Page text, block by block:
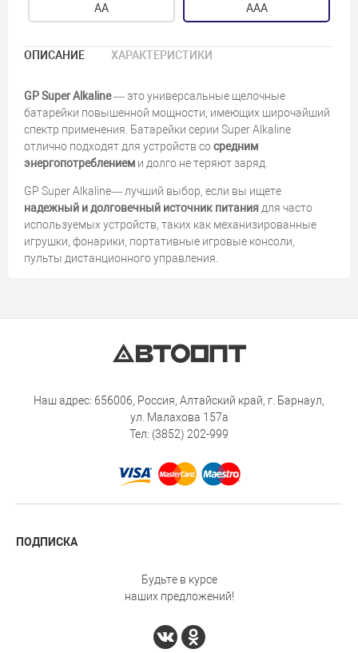
АА ААА
ОПИСАНИЕ ХАРАКТЕРИСТИКИ
GP Super Alkaline— это универсальные щелочные
батарейки повышенной мощности, имеющих широчайший
спектр применения. Батарейки серии Super Alkaline
отлично подходят для устройств сосредним
энергопотреблением и долго не теряют заряд.
GP Super Alkaline— лучший выбор, если вы ищете
надежный и долговечный источник питания для часто
используемых устройств, таких как механизированные
игрушки, фонарики, портативные игровые консоли,
пульты дистанционного управления.
Наш адрес: 656006, Россия, Алтайский край, г. Барнаул,
ул. Малахова 157а
Тел: (3852) 202-999
ПОДПИСКА
Будьте в курсе
наших предложений!